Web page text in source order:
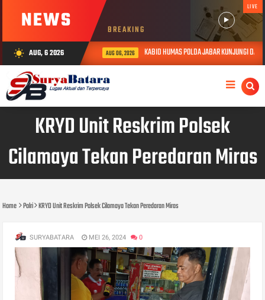
NEWS BREAKING
LIVE
wb_sunny AUG, 6 2026 AUG 06, 2026 KABID HUMAS POLDA JABAR KUNJUNGI DAN
KRYD Unit Reskrim Polsek
Cilamaya Tekan Peredaran Miras
Home Polri KRYD Unit Reskrim Polsek Cilamaya Tekan Peredaran Miras
SURYABATARA MEI 26, 2024 0